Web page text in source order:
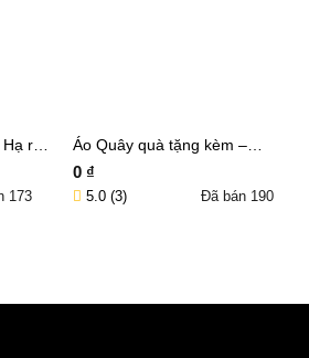
ren
173
Áo Quây quà tặng kèm –
AQ017
0 ₫
5.0 (3) Đã bán 190